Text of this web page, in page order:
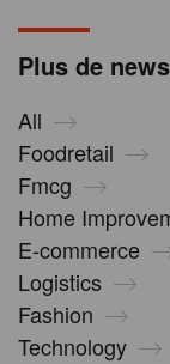
Plus de news
All
Foodretail
Fmcg
Home
E-commerce
Logistics
Fashion
Technology